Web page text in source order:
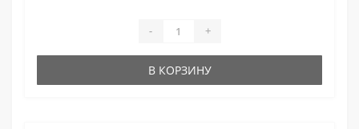
- +
В КОРЗИНУ